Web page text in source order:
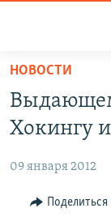
доступа
Вернуться
основному
Вернутся
ПОДКАСТЫ
АВТОРСКИЕ
ЦИТАТЫ
МНЕНИЯ
НОВОСТИ
Хокингу
09 января 2012
Поделиться